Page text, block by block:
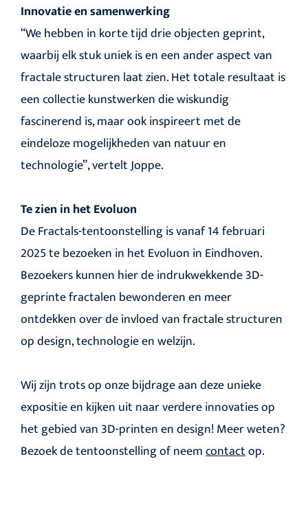
Innovatie en samenwerking
“We hebben in korte tijd drie objecten geprint,
waarbij elk stuk uniek is en een ander aspect van
fractale structuren laat zien. Het totale resultaat is
een collectie kunstwerken die wiskundig
fascinerend is, maar ook inspireert met de
eindeloze mogelijkheden van natuur en
technologie”, vertelt Joppe.
Te zien in het Evoluon
DeFractals-tentoonstellingis vanaf 14 februari
2025 te bezoeken in het Evoluon in Eindhoven.
Bezoekers kunnen hier de indrukwekkende 3D-
geprinte fractalen bewonderen en meer
ontdekken over de invloed van fractale structuren
op design, technologie en welzijn.
Wij zijn trots op onze bijdrage aan deze unieke
expositie en kijken uit naar verdere innovaties op
het gebied van 3D-printen en design! Meer weten?
Bezoek de tentoonstelling of neemcontactop.